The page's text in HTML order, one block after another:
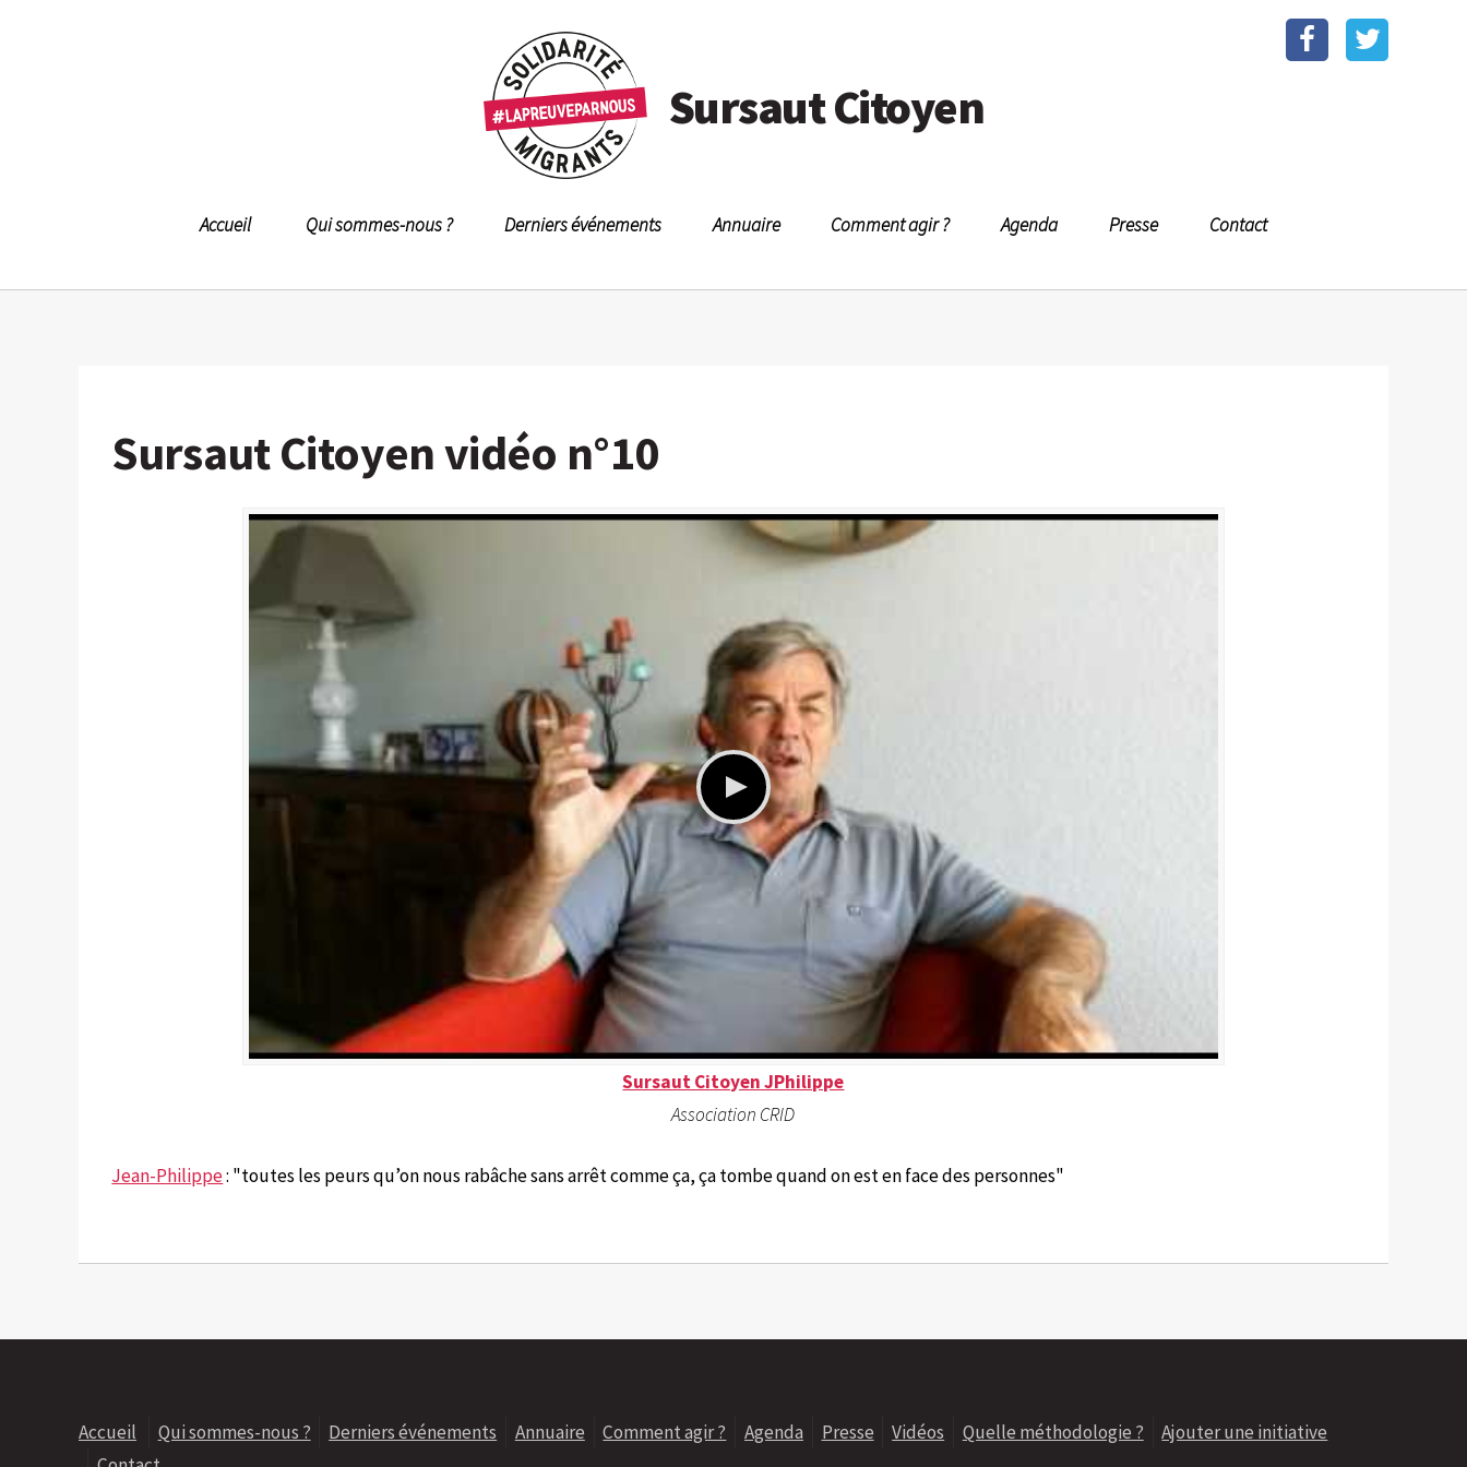
Sursaut Citoyen
Accueil Qui sommes-nous ? Derniers événements Annuaire Comment agir ? Agenda Presse Contact
Sursaut Citoyen vidéo n°10
Sursaut Citoyen JPhilippe
Association CRID
Jean-Philippe: "toutes les peurs qu’on nous rabâche sans arrêt comme ça, ça tombe quand on est en face des personnes"
Accueil Qui sommes-nous ? Derniers événements Annuaire Comment agir ? Agenda Presse Vidéos Quelle méthodologie ?
Ajouter une initiative